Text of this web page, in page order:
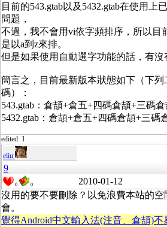
目前的543.gtab以及5432.gtab在使用上
問題，
不過，我不會用vi依字頻排序，所以目
是以a到z來排。
但是如果使用自動選字功能的話，有沒
簡言之，目前最新版本狀態如下（下
碼）：
543.gtab：倉頡+倉五+四碼倉頡+三碼
5432.gtab：倉頡+倉五+四碼倉頡+三碼
edited: 1
eliu
9
0 0 2010-01-12
沒用的要不要刪除？以免浪費本站的
會。
覺得Android中文輸入法(注音、倉頡)